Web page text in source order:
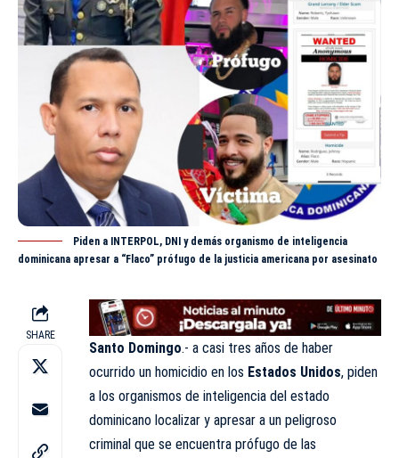
Piden a INTERPOL, DNI y demás organismo de inteligencia
dominicana apresar a “Flaco” prófugo de la justicia americana por asesinato
SHARE
Santo Domingo.- a casi tres años de haber
ocurrido un homicidio en los Estados Unidos, piden
a los organismos de inteligencia del estado
dominicano localizar y apresar a un peligroso
criminal que se encuentra prófugo de las